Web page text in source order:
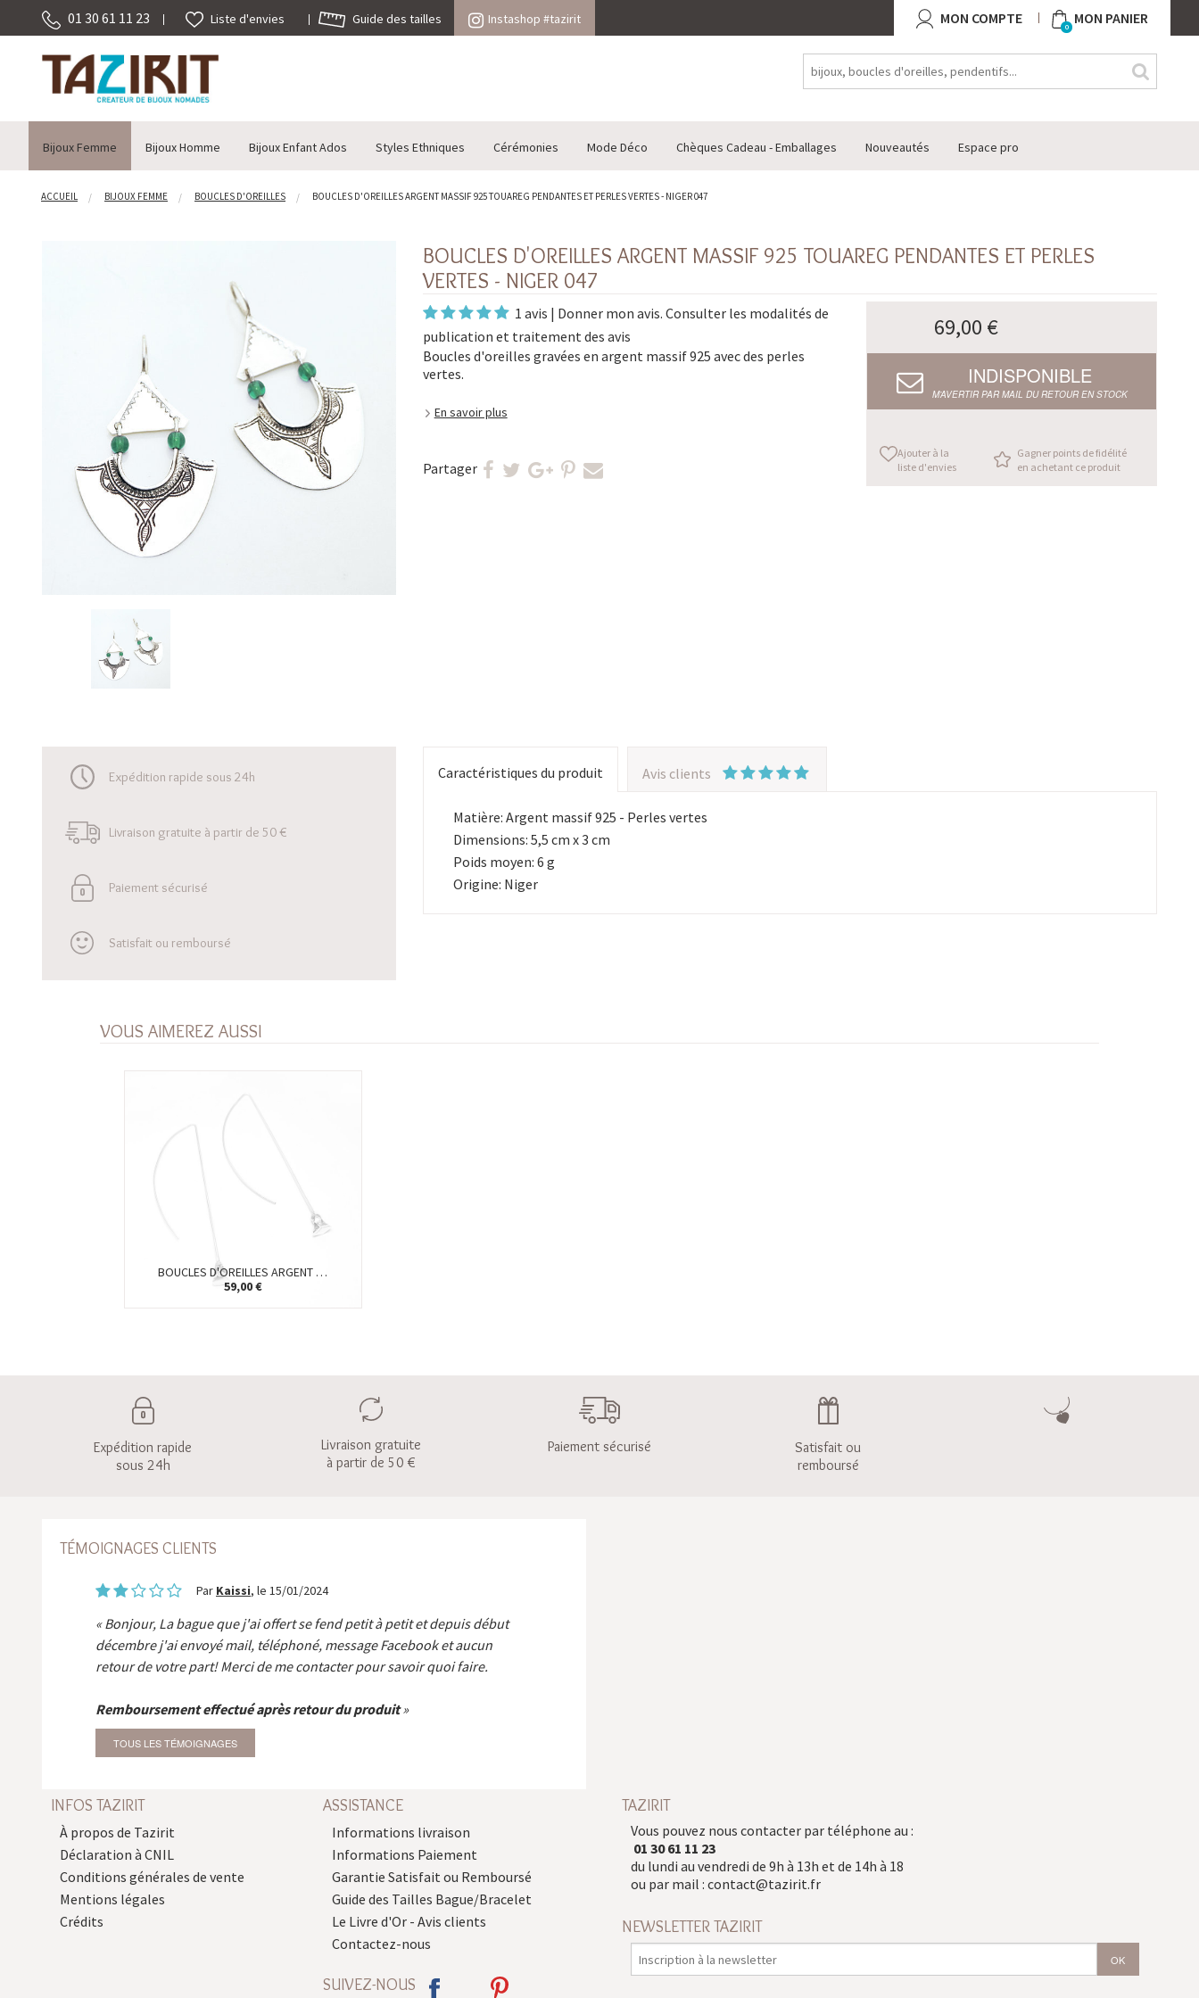
01 30 61 11 23 Liste d'envies Guide des tailles Instashop #tazirit MON COMPTE 0 MON PANIER
Bijoux Femme Bijoux Homme Bijoux Enfant Ados Styles Ethniques Cérémonies Mode Déco Chèques Cadeau - Emballages Nouveautés Espace pro
ACCUEIL BIJOUX FEMME BOUCLES D'OREILLES BOUCLES D'OREILLES ARGENT MASSIF 925 TOUAREG PENDANTES ET PERLES VERTES - NIGER 047
BOUCLES D'OREILLES ARGENT MASSIF 925 TOUAREG PENDANTES ET PERLES
VERTES - NIGER 047
1 avis | Donner mon avis. Consulter les modalités de
publication et traitement des avis
Boucles d'oreilles gravées en argent massif 925 avec des perles
vertes.
En savoir plus
Partager
69,00 €
INDISPONIBLE
M’AVERTIR PAR MAIL DU RETOUR EN STOCK
Ajouter à la
liste d'envies
Gagner points de fidélité
en achetant ce produit
Expédition rapide sous 24h
Livraison gratuite à partir de 50 €
Paiement sécurisé
Satisfait ou remboursé
Caractéristiques du produit Avis clients
Matière: Argent massif 925 - Perles vertes
Dimensions: 5,5 cm x 3 cm
Poids moyen: 6 g
Origine: Niger
VOUS AIMEREZ AUSSI
BOUCLES D'OREILLES ARGENT …
59,00 €
Expédition rapide
sous 24h
Livraison gratuite
à partir de 50 €
Paiement sécurisé
Satisfait ou
remboursé
TÉMOIGNAGES CLIENTS
Par Kaissi, le 15/01/2024
Bonjour, La bague que j'ai offert se fend petit à petit et depuis début
décembre j'ai envoyé mail, téléphoné, message Facebook et aucun
retour de votre part! Merci de me contacter pour savoir quoi faire.
Remboursement effectué après retour du produit
TOUS LES TÉMOIGNAGES
INFOS TAZIRIT
À propos de Tazirit
Déclaration à CNIL
Conditions générales de vente
Mentions légales
Crédits
ASSISTANCE
Informations livraison
Informations Paiement
Garantie Satisfait ou Remboursé
Guide des Tailles Bague/Bracelet
Le Livre d'Or - Avis clients
Contactez-nous
SUIVEZ-NOUS
TAZIRIT
Vous pouvez nous contacter par téléphone au :
01 30 61 11 23
du lundi au vendredi de 9h à 13h et de 14h à 18
ou par mail : contact@tazirit.fr
NEWSLETTER TAZIRIT